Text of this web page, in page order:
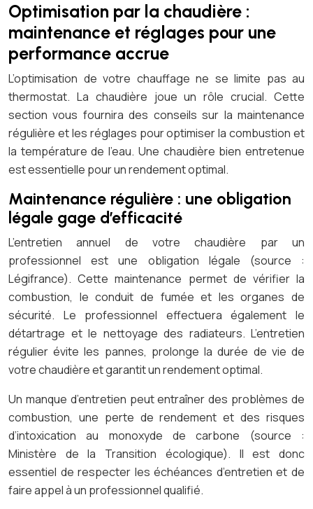
Optimisation par la chaudière :
maintenance et réglages pour une
performance accrue
L’optimisation de votre chauffage ne se limite pas au
thermostat. La chaudière joue un rôle crucial. Cette
section vous fournira des conseils sur la maintenance
régulière et les réglages pour optimiser la combustion et
la température de l’eau. Une chaudière bien entretenue
est essentielle pour un rendement optimal.
Maintenance régulière : une obligation
légale gage d’efficacité
L’entretien annuel de votre chaudière par un
professionnel est une obligation légale (source :
Légifrance). Cette maintenance permet de vérifier la
combustion, le conduit de fumée et les organes de
sécurité. Le professionnel effectuera également le
détartrage et le nettoyage des radiateurs. L’entretien
régulier évite les pannes, prolonge la durée de vie de
votre chaudière et garantit un rendement optimal.
Un manque d’entretien peut entraîner des problèmes de
combustion, une perte de rendement et des risques
d’intoxication au monoxyde de carbone (source :
Ministère de la Transition écologique). Il est donc
essentiel de respecter les échéances d’entretien et de
faire appel à un professionnel qualifié.